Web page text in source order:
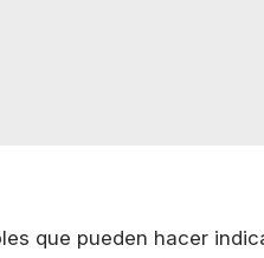
que pueden hacer